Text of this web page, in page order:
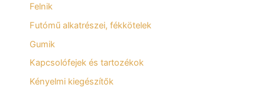
Felnik
Futómű alkatrészei, fékkötelek
Gumik
Kapcsolófejek és tartozékok
Kényelmi kiegészítők